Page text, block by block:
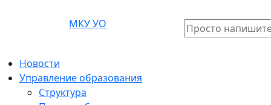
МКУ УО Поиск:
Новости
Управление образования
Структура